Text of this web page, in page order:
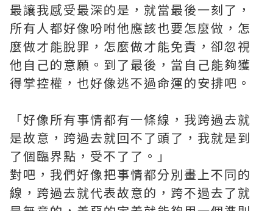
最讓我感受最深的是，就當最後一刻了，
所有人都好像吩咐他應該也要怎麼做，怎
麼做才能脫罪，怎麼做才能免責，卻忽視
他自己的意願。到了最後，當自己能夠獲
得掌控權，也好像逃不過命運的安排吧。
「好像所有事情都有一條線，我跨過去就
是故意，跨過去就回不了頭了，我就是到
了個臨界點，受不了了。」
對吧，我們好像把事情都分別畫上不同的
線，跨過去就代表故意的，跨不過去了就